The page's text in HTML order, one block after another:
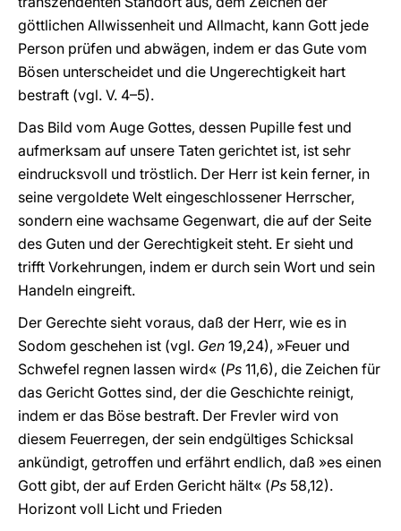
göttlichen Allwissenheit und Allmacht, kann Gott jede
Person prüfen und abwägen, indem er das Gute vom
Bösen unterscheidet und die Ungerechtigkeit hart
bestraft (vgl. V. 4–5).
Das Bild vom Auge Gottes, dessen Pupille fest und
aufmerksam auf unsere Taten gerichtet ist, ist sehr
eindrucksvoll und tröstlich. Der Herr ist kein ferner, in
seine vergoldete Welt eingeschlossener Herrscher,
sondern eine wachsame Gegenwart, die auf der Seite
des Guten und der Gerechtigkeit steht. Er sieht und
trifft Vorkehrungen, indem er durch sein Wort und sein
Handeln eingreift.
Der Gerechte sieht voraus, daß der Herr, wie es in
Sodom geschehen ist (vgl. Gen 19,24), »Feuer und
Schwefel regnen lassen wird« (Ps 11,6), die Zeichen für
das Gericht Gottes sind, der die Geschichte reinigt,
indem er das Böse bestraft. Der Frevler wird von
diesem Feuerregen, der sein endgültiges Schicksal
ankündigt, getroffen und erfährt endlich, daß »es einen
Gott gibt, der auf Erden Gericht hält« (Ps 58,12).
Horizont voll Licht und Frieden